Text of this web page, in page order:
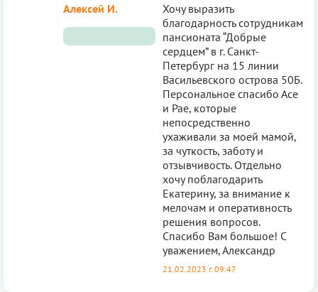
Алексей И.
Хочу выразить
благодарность сотрудникам
пансионата “Добрые
сердцем” в г. Санкт-
Петербург на 15 линии
Васильевского острова 50Б.
Персональное спасибо Асе
и Рае, которые
непосредственно
ухаживали за моей мамой,
за чуткость, заботу и
отзывчивость. Отдельно
хочу поблагодарить
Екатерину, за внимание к
мелочам и оперативность
решения вопросов.
Спасибо Вам большое! С
уважением, Александр
21.02.2023 г. 09:47